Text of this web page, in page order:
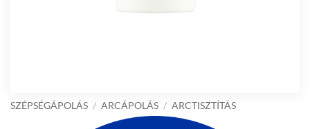
SZÉPSÉGÁPOLÁS / ARCÁPOLÁS / ARCTISZTÍTÁS